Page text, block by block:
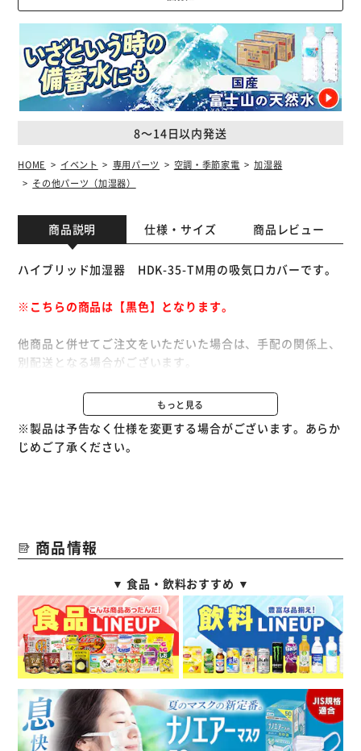
8～14日以内発送
HOME イベント 専用パーツ 空調・季節家電
加湿器
その他パーツ（加湿器）
商品説明 仕様・サイズ 商品レビュー
ハイブリッド加湿器 HDK-35-TM用の吸気口カバーです。
※こちらの商品は【黒色】となります。
他商品と併せてご注文をいただいた場合は、手配の関係上、
別配送となる場合がございます。
もっと見る
※製品は予告なく仕様を変更する場合がございます。あらか
じめご了承ください。
商品情報
▼ 食品・飲料おすすめ ▼